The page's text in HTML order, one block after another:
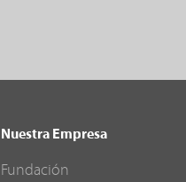
Nuestra Empresa
Fundación